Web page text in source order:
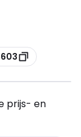
prijs- en